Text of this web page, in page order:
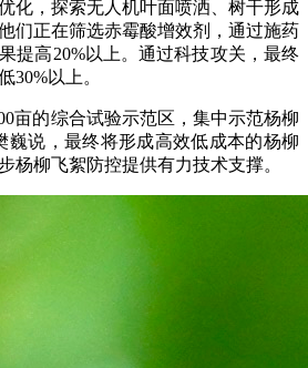
化，探索无人机叶面喷洒、树干形成
们正在筛选赤霉酸增效剂，通过施药
提高20%以上。通过科技攻关，最终
30%以上。
的综合试验示范区，集中示范杨柳
巍说，最终将形成高效低成本的杨柳
杨柳飞絮防控提供有力技术支撑。